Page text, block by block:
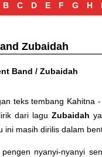
B C D E F G H I
Zubaidah
Band / Zubaidah
teks tembang Kahitna
dari lagu Zubaidah
ini masih dirilis dalam
nyanyi-nyanyi